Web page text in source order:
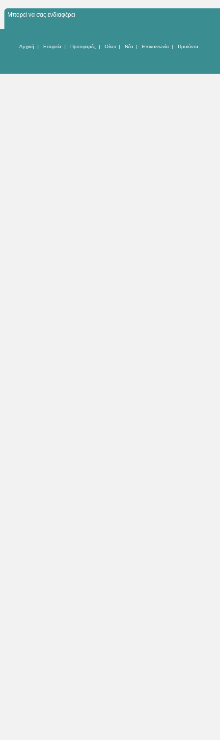
Μπορεί να σας ενδιαφέρει
Αρχική | Εταιρεία | Προσφορές | Οίκοι | Νέα | Επικοινωνία | Προϊόντα